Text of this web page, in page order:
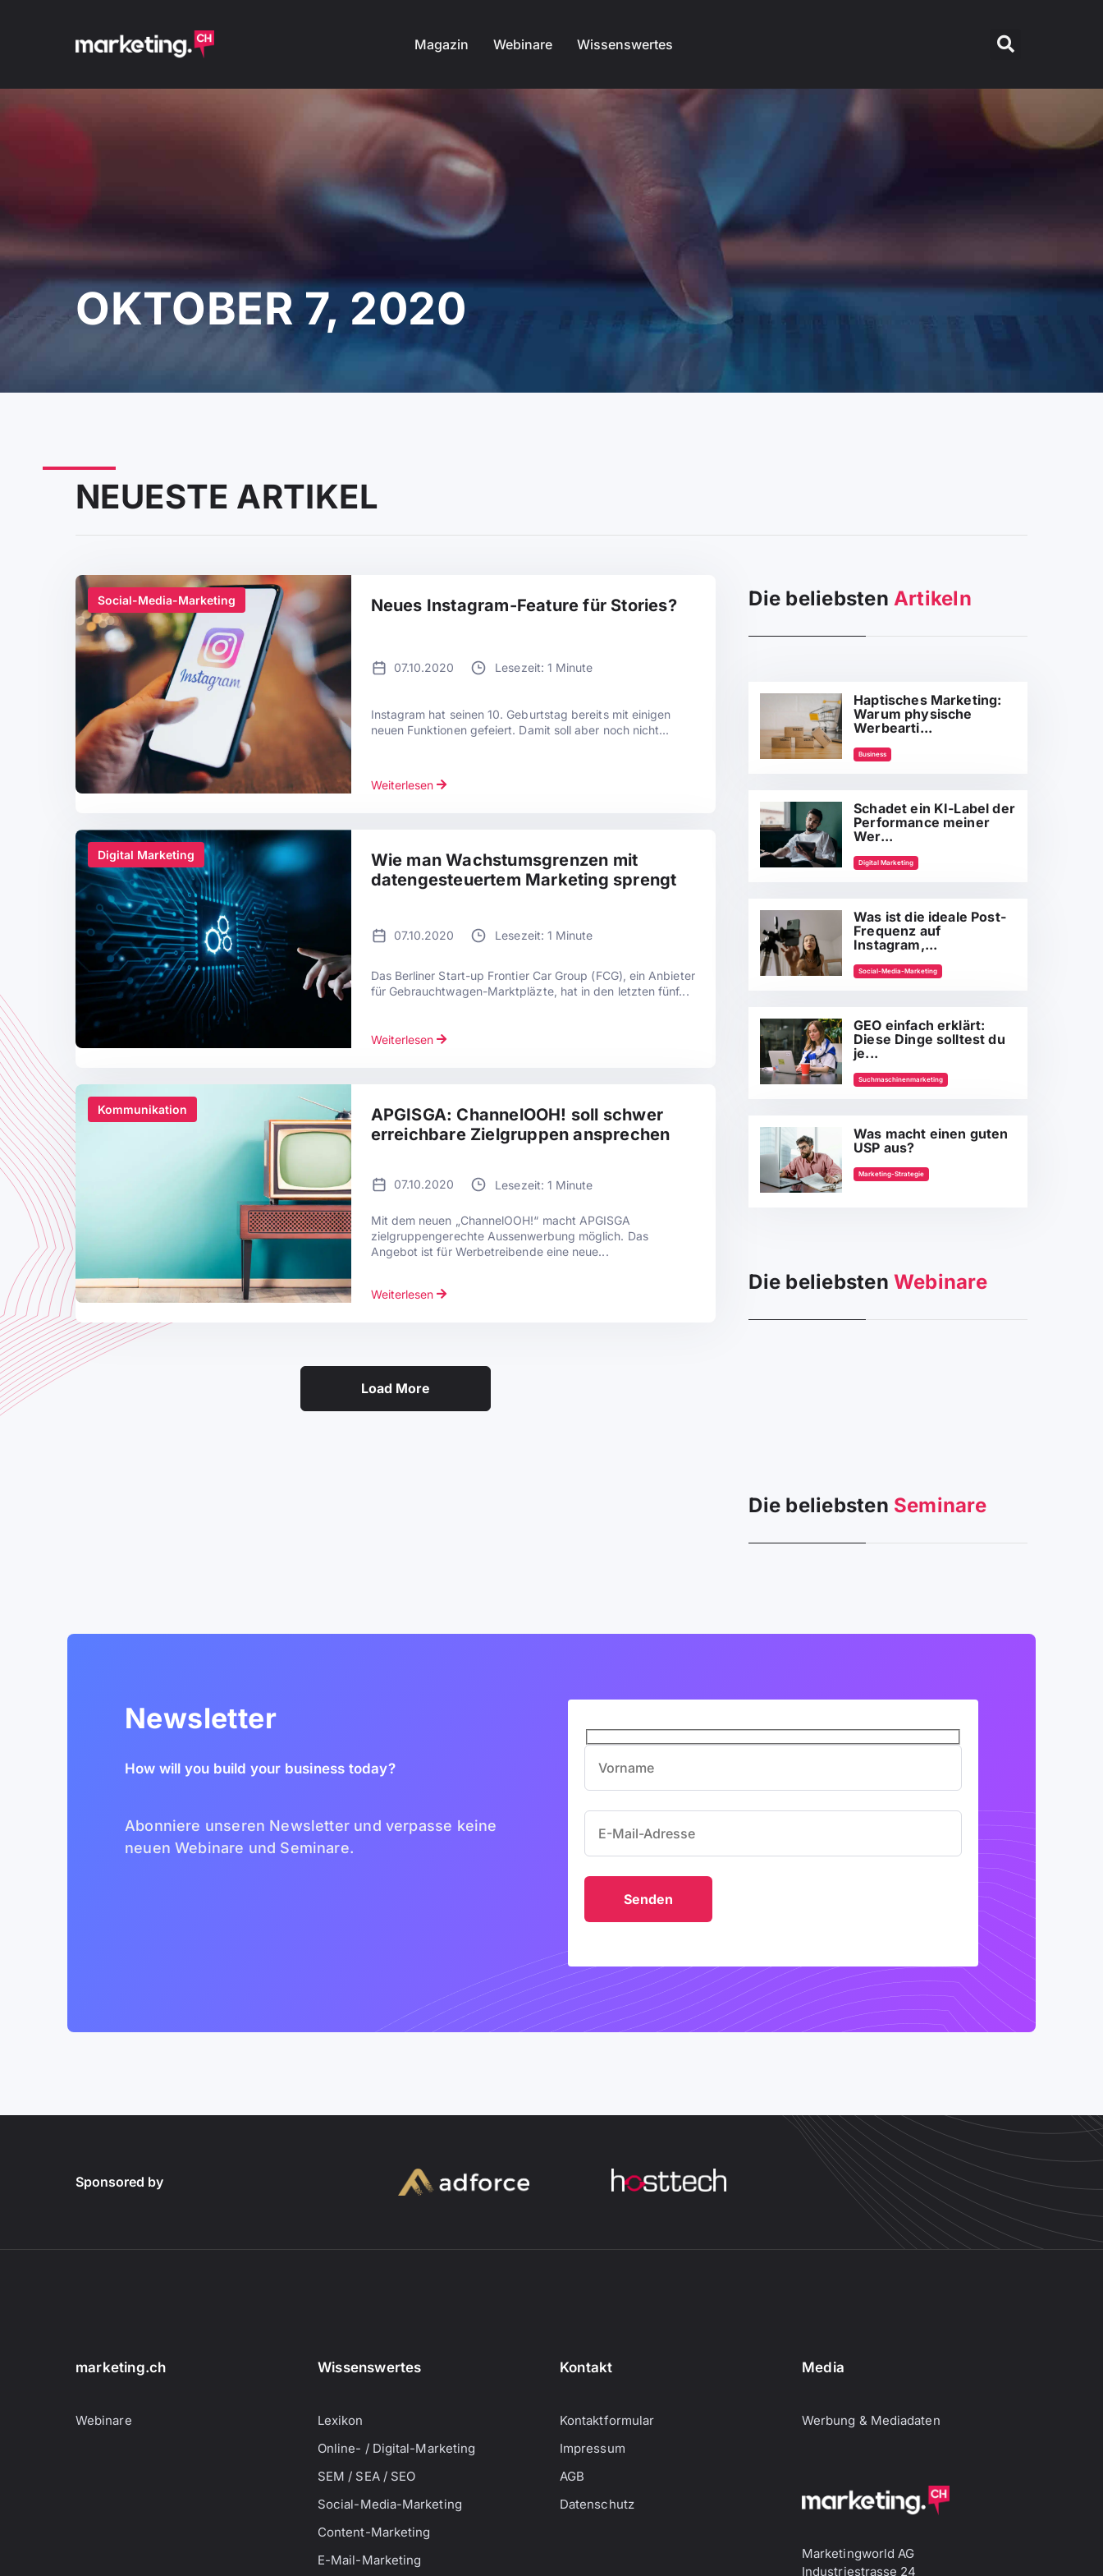
Magazin Webinare Wissenswertes
OKTOBER 7, 2020
NEUESTE ARTIKEL
Social-Media-Marketing Neues Instagram-Feature für Stories?
07.10.2020 Lesezeit: 1 Minute
Instagram hat seinen 10. Geburtstag bereits mit einigen
neuen Funktionen gefeiert. Damit soll aber noch nicht...
Weiterlesen
Digital Marketing
Wie man Wachstumsgrenzen mit
datengesteuertem Marketing sprengt
07.10.2020 Lesezeit: 1 Minute
Das Berliner Start-up Frontier Car Group (FCG), ein Anbieter
für Gebrauchtwagen-Marktpläzte, hat in den letzten fünf...
Weiterlesen
Kommunikation
APGISGA: ChannelOOH! soll schwer
erreichbare Zielgruppen ansprechen
07.10.2020 Lesezeit: 1 Minute
Mit dem neuen „ChannelOOH!“ macht APGISGA
zielgruppengerechte Aussenwerbung möglich. Das
Angebot ist für Werbetreibende eine neue...
Weiterlesen
Load More
Die beliebsten Artikeln
Haptisches Marketing:
Warum physische
Werbearti...
Business
Schadet ein KI-Label der
Performance meiner
Wer...
Digital Marketing
Was ist die ideale Post-
Frequenz auf
Instagram,...
Social-Media-Marketing
GEO einfach erklärt:
Diese Dinge solltest du
je...
Suchmaschinenmarketing
Was macht einen guten
USP aus?
Marketing-Strategie
Die beliebsten Webinare
Die beliebsten Seminare
Newsletter
How will you build your business today?
Abonniere unseren Newsletter und verpasse keine
neuen Webinare und Seminare.
Sponsored by
marketing.ch
Webinare
Wissenswertes
Lexikon
Online- / Digital-Marketing
SEM / SEA / SEO
Social-Media-Marketing
Content-Marketing
E-Mail-Marketing
Kontakt
Kontaktformular
Impressum
AGB
Datenschutz
Media
Werbung & Mediadaten
Marketingworld AG
Industriestrasse 24